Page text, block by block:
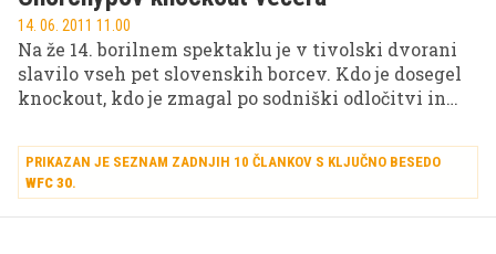
14. 06. 2011 11.00
Na že 14. borilnem spektaklu je v tivolski dvorani
slavilo vseh pet slovenskih borcev. Kdo je dosegel
knockout, kdo je zmagal po sodniški odločitvi in
PRIKAZAN JE SEZNAM ZADNJIH 10 ČLANKOV S KLJUČNO BESEDO
WFC 30.